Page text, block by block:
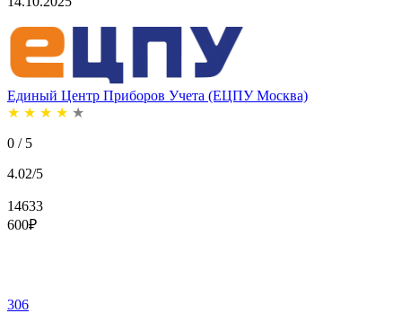
Единый Центр Приборов Учета (ЕЦПУ Москва)
★ ★ ★ ★ ★
0 / 5
4.02/5
14633
600₽
306